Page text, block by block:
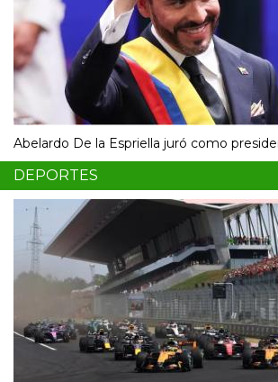
Abelardo De la Espriella juró como
DEPORTES